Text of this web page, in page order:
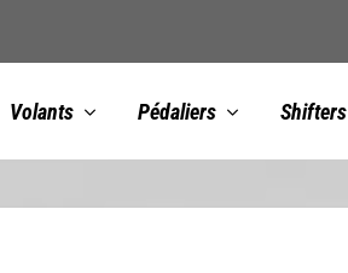
Volants Pédaliers Shifters